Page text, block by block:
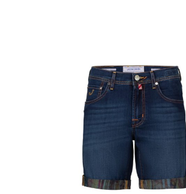
OBTENEZ VOTRE DEVIS EN